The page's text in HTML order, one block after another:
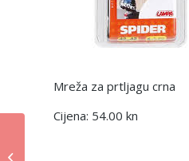
Mreža za prtljagu crna
Cijena: 54.00 kn